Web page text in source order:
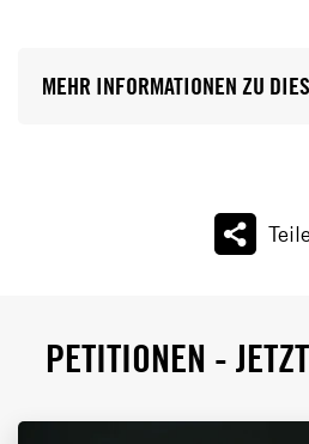
MEHR INFORMATIONEN ZU
PETITIONEN -